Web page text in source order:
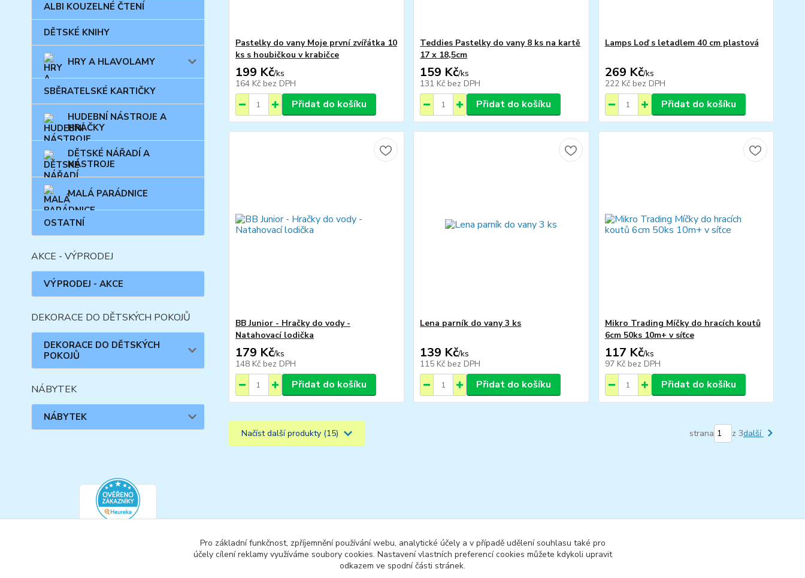
ALBI KOUZELNÉ ČTENÍ
DĚTSKÉ KNIHY
HRY A HLAVOLAMY
SBĚRATELSKÉ KARTIČKY
HUDEBNÍ NÁSTROJE A
HRAČKY
DĚTSKÉ NÁŘADÍ A
NÁSTROJE
MALÁ PARÁDNICE
OSTATNÍ
AKCE - VÝPRODEJ
VÝPRODEJ - AKCE
DEKORACE DO DĚTSKÝCH POKOJŮ
DEKORACE DO DĚTSKÝCH
POKOJŮ
NÁBYTEK
NÁBYTEK
Pastelky do vany Moje první zvířátka 10
ks s houbičkou v krabičce
199 Kč/ks
164 Kč bez DPH
Přidat do košíku
Teddies Pastelky do vany 8 ks na kartě
17 x 18,5cm
159 Kč/ks
131 Kč bez DPH
Přidat do košíku
Lamps Loď s letadlem 40 cm plastová
269 Kč/ks
222 Kč bez DPH
Přidat do košíku
BB Junior - Hračky do vody -
Natahovací lodička
179 Kč/ks
148 Kč bez DPH
Přidat do košíku
Lena parník do vany 3 ks
139 Kč/ks
115 Kč bez DPH
Přidat do košíku
Mikro Trading Míčky do hracích koutů
6cm 50ks 10m+ v síťce
117 Kč/ks
97 Kč bez DPH
Přidat do košíku
Načíst další produkty (15) strana z 3další
Pro základní funkčnost, zpříjemnění používání webu, analytické účely a v případě udělení souhlasu také pro
účely cílení reklamy využíváme soubory cookies. Nastavení vlastních preferencí cookies můžete kdykoli upravit
odkazem ve spodní části stránek.